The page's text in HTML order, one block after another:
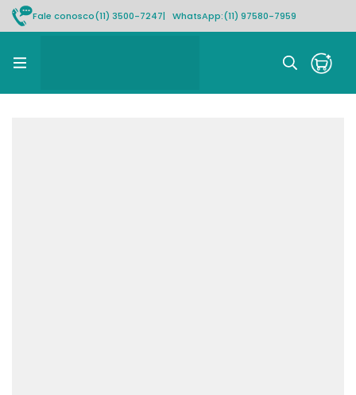
Fale conosco(11) 3500-7247| WhatsApp:(11) 97580-7959